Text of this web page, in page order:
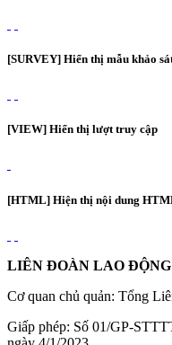
[SURVEY] Hiển thị mẫu khảo
[VIEW] Hiển thị lượt truy cập
[HTML] Hiện thị nội dung
LIÊN ĐOÀN LAO
Cơ quan chủ quản: Tổng
Giấp phép: Số 01/GP-